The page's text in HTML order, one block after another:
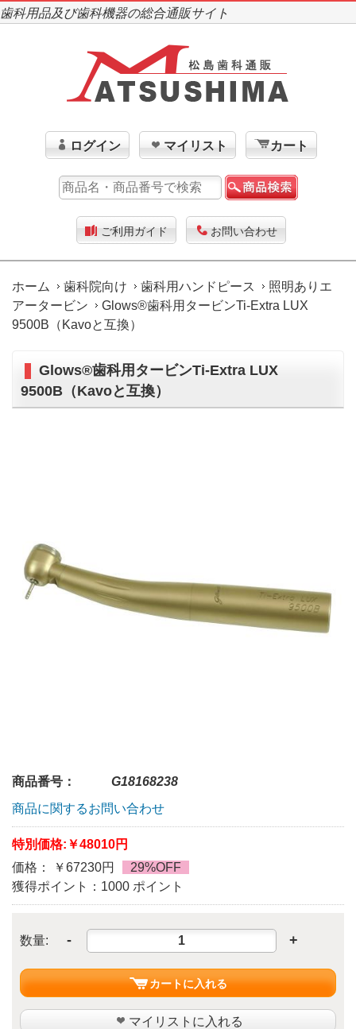
歯科用品及び歯科機器の総合通販サイト
ログイン マイリスト カート
ご利用ガイド お問い合わせ
ホーム 歯科院向け 歯科用ハンドピース
照明ありエ
アータービン
Glows®歯科用タービンTi-Extra LUX
9500B（Kavoと互換）
Glows®歯科用タービンTi-Extra LUX
9500B（Kavoと互換）
商品番号：
G18168238
商品に関するお問い合わせ
特別価格: ￥48010円
価格： ￥67230円
29%OFF
獲得ポイント：1000 ポイント
数量: - +
カートに入れる
マイリストに入れる